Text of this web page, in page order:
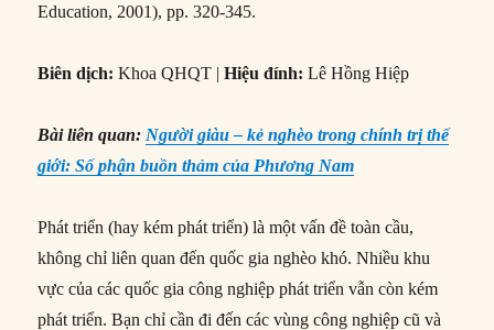
Education, 2001), pp. 320-345.
Biên dịch: Khoa QHQT |Hiệu đính:Lê Hồng Hiệp
Bài liên quan: Người giàu – kẻ nghèo trong chính trị thế
giới: Số phận buồn thảm của Phương Nam
Phát triển (hay kém phát triển) là một vấn đề toàn cầu,
không chỉ liên quan đến quốc gia nghèo khó. Nhiều khu
vực của các quốc gia công nghiệp phát triển vẫn còn kém
phát triển. Bạn chỉ cần đi đến các vùng công nghiệp cũ và